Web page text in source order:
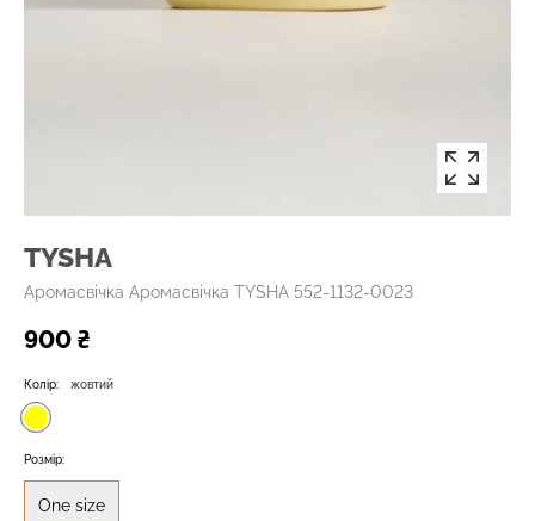
TYSHA
Аромасвічка Аромасвічка TYSHA 552-1132-0023
900 ₴
Колір: жовтий
Розмір:
One size